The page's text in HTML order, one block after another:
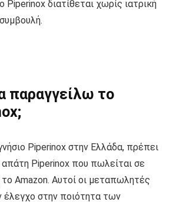
Piperinox διατίθεται χωρίς ιατρική
παραγγείλω το
Piperinox στην Ελλάδα, πρέπει
Piperinox που πωλείται σε
Amazon. Αυτοί οι μεταπωλητές
έλεγχο στην ποιότητα των